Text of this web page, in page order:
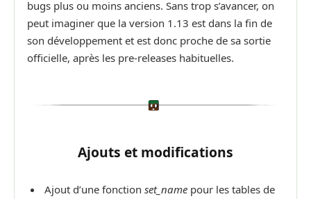
bugs plus ou moins anciens. Sans trop s’avancer, on
peut imaginer que la version 1.13 est dans la fin de
son développement et est donc proche de sa sortie
officielle, après les pre-releases habituelles.
Ajouts et modifications
Ajout d’une fonction set_name pour les tables de